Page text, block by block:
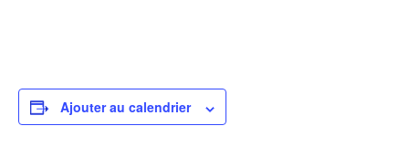
Ajouter au calendrier